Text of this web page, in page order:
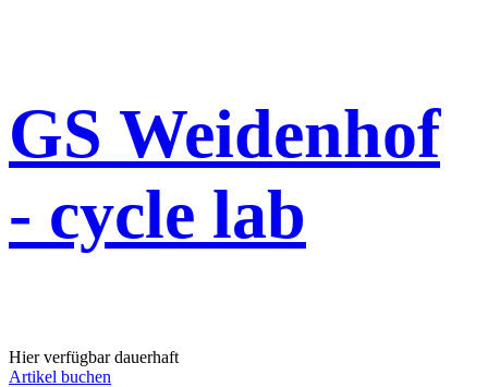
GS Weidenhof
- cycle lab
Hier verfügbar dauerhaft
Artikel buchen